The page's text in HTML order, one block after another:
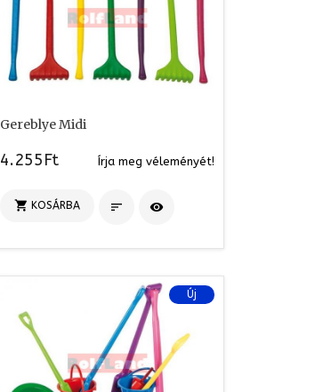
Gereblye Midi
4.255Ft Írja meg véleményét!
 KOSÁRBA  
Új